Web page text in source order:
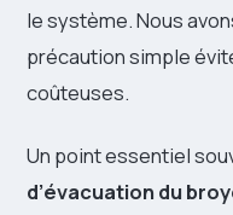
le système. Nous
précaution simple
coûteuses.
Un point essentiel
d’évacuation du